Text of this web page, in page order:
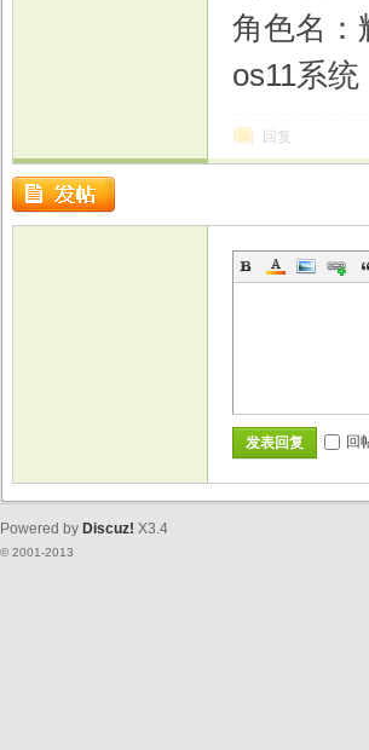
角色名
os11系
回复
发表回复 回
Powered by Discuz! X3.4
© 2001-2013